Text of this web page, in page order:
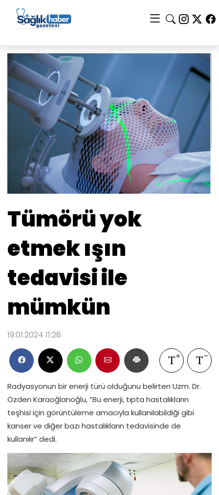
Tümörü yok
etmek ışın
tedavisi ile
mümkün
19:01:2024 11:28
Radyasyonun bir enerji türü olduğunu belirten Uzm. Dr.
Özden Karaoğlanoğlu, “Bu enerji, tıpta hastalıkların
teşhisi için görüntüleme amacıyla kullanılabildiği gibi
kanser ve diğer bazı hastalıkların tedavisinde de
kullanılır” dedi.